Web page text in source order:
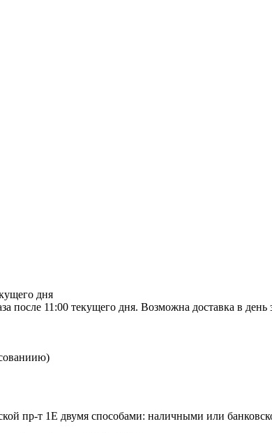
дня
после 11:00 текущего дня. Возможна доставка в
пр-т 1Е двумя способами: наличными или